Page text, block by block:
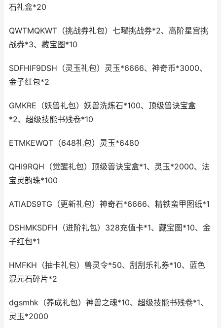
石礼盒*20
QWTMQKWT（挑战券礼包）七曜挑战券*2、高阶星宫挑
战券*3、藏宝图*10
SDFHIF9DSH（灵玉礼包）灵玉*6666、神奇币*3000、
金子红包*2
GMKRE（妖兽礼包）妖兽洗炼石*100、顶级兽诀宝盒
*2、超级技能书残卷*10
ETMKEWQT（648礼包）灵玉*6480
QHI9RQH（觉醒礼包）顶级兽诀宝盒*1、灵玉*2000、法
宝灵韵珠*100
ATIADS9TG（更新礼包）神奇石*6666、精铁蛮甲图纸*1
DSHMKSDFH（进阶礼包）328充值卡*1、藏宝图*10、金
子红包*1
HMFKH（抽卡礼包）兽灵令*50、刮刮乐礼券*10、蓝色
混元石碎片*2
dgsmhk（养成礼包）神兽之魂*10、超级技能书残卷*1、
灵玉*2000